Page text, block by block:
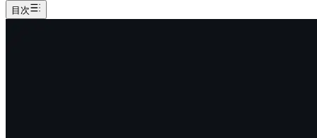
目次